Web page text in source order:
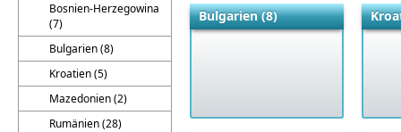
Bosnien-Herzegowina
(7)
Bulgarien (8)
Kroatien (5)
Mazedonien (2)
Rumänien (28)
Bulgarien (8)